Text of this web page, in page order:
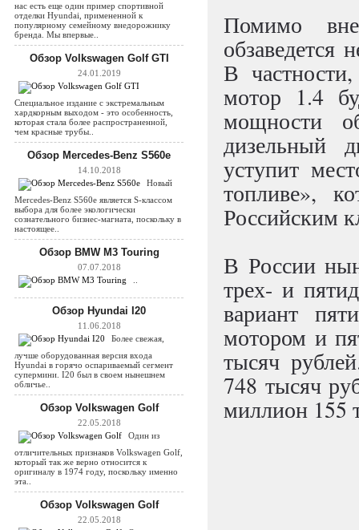
нас есть еще один пример спортивной
отделки Hyundai, примененной к
популярному семейному внедорожнику
бренда. Мы впервые..
Обзор Volkswagen Golf GTI
24.01.2019
Специальное издание с экстремальным
хардкорным выходом - это особенность,
которая стала более распространенной,
чем красные трубы..
Обзор Mercedes-Benz S560e
14.10.2018
Новый
Mercedes-Benz S560e является S-классом
выбора для более экологически
сознательного бизнес-магната, поскольку в
настоящее..
Обзор BMW M3 Touring
07.07.2018
Обзор Hyundai I20
11.06.2018
Более свежая,
лучше оборудованная версия входа
Hyundai в горячо оспариваемый сегмент
супермини. I20 был в своем нынешнем
обличье..
Обзор Volkswagen Golf
22.05.2018
Один из
отличительных признаков Volkswagen Golf,
который так же верно относится к
оригиналу в 1974 году, поскольку именно
эта..
Обзор Volkswagen Golf
22.05.2018
Помимо
обзаведется
В
мотор 1.4
мощности
дизельный
уступит
топливе»,
Российским
В России
трех- и
вариант
мотором и
тысяч
748 тысяч
миллион 155